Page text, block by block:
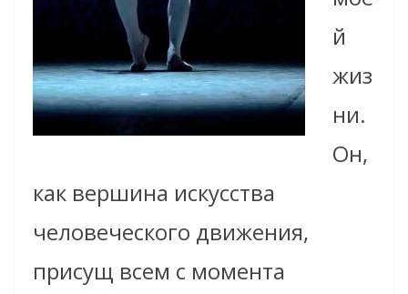
й
жиз
ни.
Он,
как вершина искусства
человеческого движения,
присущ всем с момента